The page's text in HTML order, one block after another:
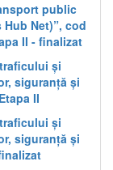
public
Net)”, cod
II - finalizat
și
siguranță și
II
și
siguranță și